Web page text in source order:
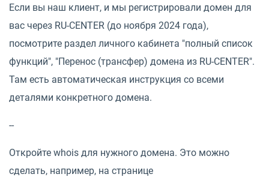
Если вы наш клиент, и мы регистрировали домен для
вас через RU-CENTER (до ноября 2024 года),
посмотрите раздел личного кабинета "полный список
функций", "Перенос (трансфер) домена из RU-CENTER".
Там есть автоматическая инструкция со всеми
деталями конкретного домена.
--
Откройте whois для нужного домена. Это можно
сделать, например, на странице